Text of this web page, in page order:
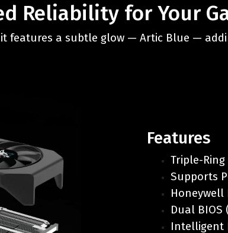
Reliability for Your
features a subtle glow — Artic Blue —
Features
Triple-Ring
Supports
Honeywell
Dual BIOS
Intelligent